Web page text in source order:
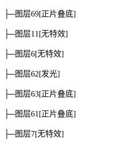
├─图层69[正片叠底]
├─图层11[无特效]
├─图层6[无特效]
├─图层62[发光]
├─图层63[正片叠底]
├─图层61[正片叠底]
├─图层7[无特效]